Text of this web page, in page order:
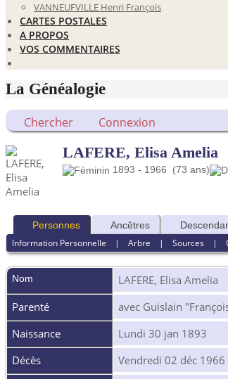
VANNEUFVILLE Henri François
CARTES POSTALES
A PROPOS
VOS COMMENTAIRES
La Généalogie
Chercher Connexion
LAFERE, Elisa Amelia
1893 - 1966 (73 ans)
Personnes Ancêtres
Information Personnelle |Arbre |Sources |
Nom LAFERE, Elisa Amelia
Parenté
avec Guislain
Naissance
Lundi 30 jan 1893
Décès
Vendredi 02 déc 1966